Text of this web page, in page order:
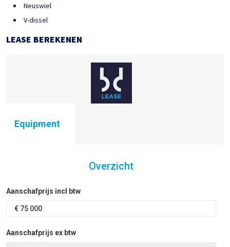
Neuswiel
V-dissel
LEASE BEREKENEN